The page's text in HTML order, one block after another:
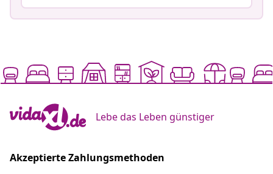
Lebe das Leben günstiger
Akzeptierte Zahlungsmethoden